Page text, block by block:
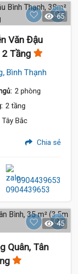
65
Văn Đậu
2 Tầng
Bình Thạnh
2 phòng
2 tầng
Tây Bắc
Chia sẻ
0904439653
45
Quân, Tân